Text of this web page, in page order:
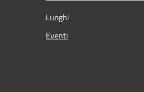
Luoghi
Eventi